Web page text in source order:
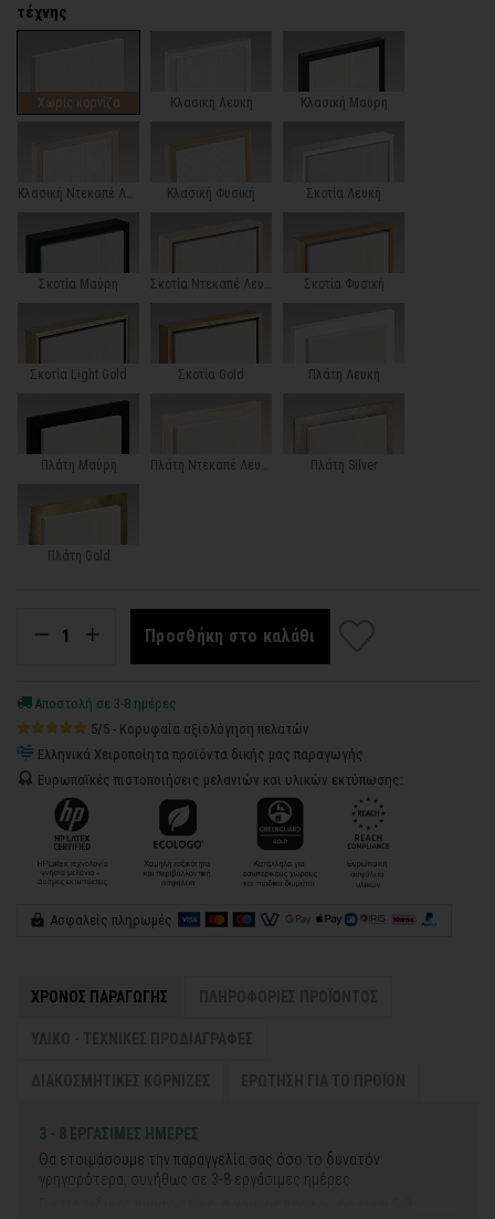
τέχνης
Χωρίς κορνίζα Κλασική Λευκή Κλασική Μαύρη
Κλασική Φυσική Σκοτία Λευκή
Σκοτία Μαύρη Σκοτία Φυσική
Σκοτία Light Gold Σκοτία Gold Πλάτη Λευκή
Πλάτη Μαύρη Πλάτη Silver
Πλάτη Gold
Προσθήκη στο καλάθι
Αποστολή σε 3-8 ημέρες
5/5 - Κορυφαία αξιολόγηση πελατών
Ελληνικά Χειροποίητα προϊόντα δικής μας παραγωγής
Ευρωπαϊκές πιστοποιήσεις μελανιών και υλικών εκτύπωσης:
Ασφαλείς πληρωμές
ΧΡΟΝΟΣ ΠΑΡΑΓΩΓΗΣ
3 - 8 ΕΡΓΑΣΙΜΕΣ ΗΜΕΡΕΣ
Θα ετοιμάσουμε την παραγγελία σας όσο το δυνατόν
γρηγορότερα, συνήθως σε 3-8 εργάσιμες ημέρες.